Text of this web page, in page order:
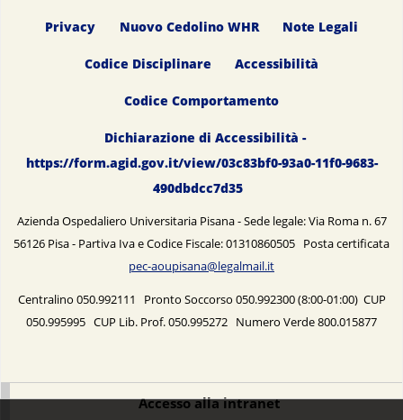
Privacy Nuovo Cedolino WHR Note Legali
Codice Disciplinare Accessibilità
Codice Comportamento
Dichiarazione di Accessibilità -
https://form.agid.gov.it/view/03c83bf0-93a0-11f0-9683-
490dbdcc7d35
Azienda Ospedaliero Universitaria Pisana - Sede legale: Via Roma n. 67
56126 Pisa - Partiva Iva e Codice Fiscale: 01310860505 Posta certificata
pec-aoupisana@legalmail.it
Centralino 050.992111 Pronto Soccorso 050.992300 (8:00-01:00) CUP
050.995995 CUP Lib. Prof. 050.995272 Numero Verde 800.015877
Accesso alla intranet